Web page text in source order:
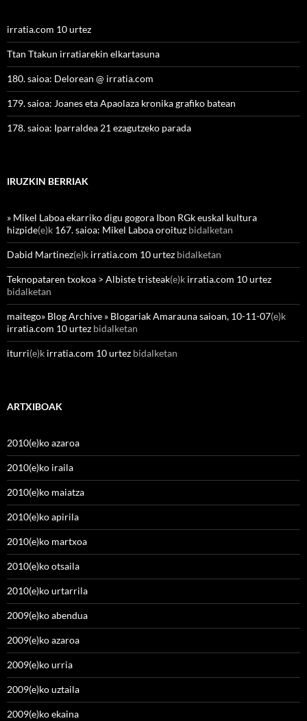
irratia.com 10 urtez
Ttan Ttakun irratiarekin elkartasuna
180. saioa: Delorean @ irratia.com
179. saioa: Joanes eta Apaolaza kronika grafiko batean
178. saioa: Iparraldea 21 ezagutzeko parada
IRUZKIN BERRIAK
» Mikel Laboa ekarriko digu gogora Ibon RGk euskal kultura
hizpide(e)k 167. saioa: Mikel Laboa oroituz bidalketan
Dabid Martinez(e)k irratia.com 10 urtez bidalketan
Teknopataren txokoa > Albiste tristeak(e)k irratia.com 10 urtez
bidalketan
maitego» Blog Archive » Blogariak Amarauna saioan, 10-11-07(e)k
irratia.com 10 urtez bidalketan
iturri(e)k irratia.com 10 urtez bidalketan
ARTXIBOAK
2010(e)ko azaroa
2010(e)ko iraila
2010(e)ko maiatza
2010(e)ko apirila
2010(e)ko martxoa
2010(e)ko otsaila
2010(e)ko urtarrila
2009(e)ko abendua
2009(e)ko azaroa
2009(e)ko urria
2009(e)ko uztaila
2009(e)ko ekaina